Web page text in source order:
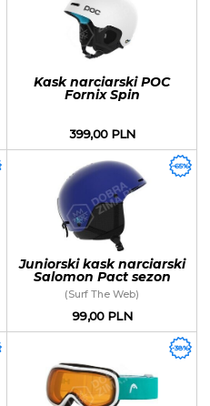
Kask narciarski POC
Fornix Spin
399,00 PLN
Juniorski kask narciarski
Salomon Pact sezon
2020
(Surf The Web)
99,00 PLN
-65%
-38%